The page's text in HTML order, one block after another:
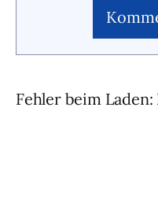
Fehler beim